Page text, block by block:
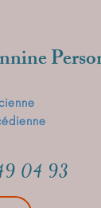
Person
04 93